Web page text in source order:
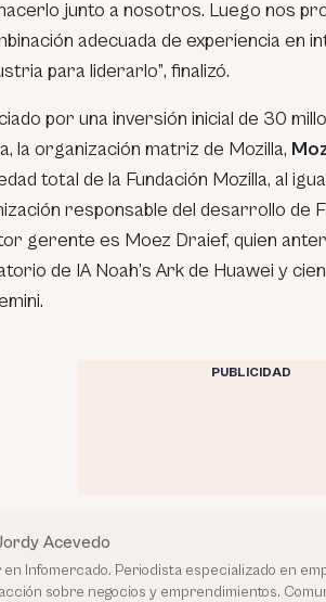
junto a nosotros. Luego nos
adecuada de experiencia en
para liderarlo”, finalizó.
por una inversión inicial de 30
la organización matriz de Mozilla,
total de la Fundación Mozilla, al
responsable del desarrollo de
gerente es Moez Draief, quien
de IA Noah’s Ark de Huawei y
PUBLICIDAD
Acevedo
en Infomercado. Periodista especializado en
sobre negocios y emprendimientos.